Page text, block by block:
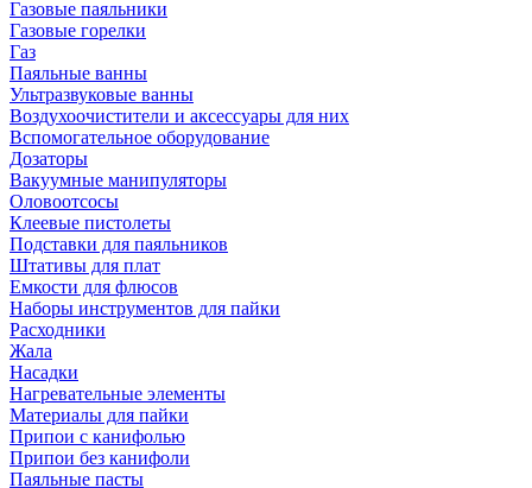
Газовые паяльники
Газовые горелки
Газ
Паяльные ванны
Ультразвуковые ванны
Воздухоочистители и аксессуары для них
Вспомогательное оборудование
Дозаторы
Вакуумные манипуляторы
Оловоотсосы
Клеевые пистолеты
Подставки для паяльников
Штативы для плат
Емкости для флюсов
Наборы инструментов для пайки
Расходники
Жала
Насадки
Нагревательные элементы
Материалы для пайки
Припои с канифолью
Припои без канифоли
Паяльные пасты